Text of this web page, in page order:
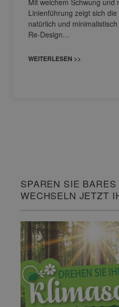
Mit weichem Schwung und
Linienführung zeigt sich
natürlich und
Re-Design…
WEITERLESEN >>
SPAREN SIE
WECHSELN JETZT